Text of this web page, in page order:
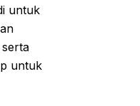
untuk
untuk